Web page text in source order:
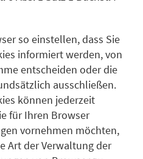
so einstellen, dass Sie
informiert werden, von
entscheiden oder die
ausschließen.
können jederzeit
für Ihren Browser
vornehmen möchten,
Art der Verwaltung der